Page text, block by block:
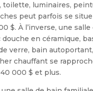
toilette, luminaires,
peut parfois se
$. À l’inverse, une salle
en céramique,
verre, bain
chauffant se
000 $ et plus.